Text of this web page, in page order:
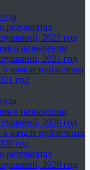
результатах
2021 год
о назначении
2021 год
начале публичных
год
о назначении
2020 год
начале публичных
год
результатах
2020 год